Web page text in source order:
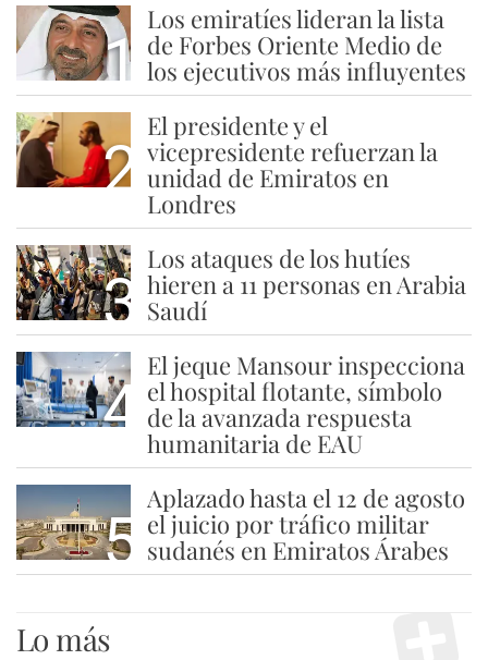
1
Los emiratíes lideran la lista
de Forbes Oriente Medio de
los ejecutivos más influyentes
2
El presidente y el
vicepresidente refuerzan la
unidad de Emiratos en
Londres
3
Los ataques de los hutíes
hieren a 11 personas en Arabia
Saudí
4
El jeque Mansour inspecciona
el hospital flotante, símbolo
de la avanzada respuesta
humanitaria de EAU
5
Aplazado hasta el 12 de agosto
el juicio por tráfico militar
sudanés en Emiratos Árabes
Lo más